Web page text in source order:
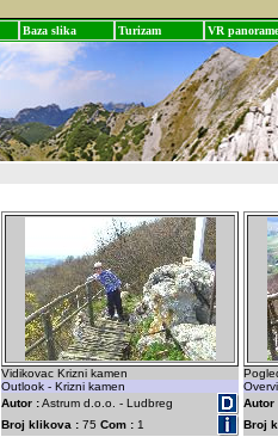
Baza slika Turizam VR panorame
Vidikovac Krizni kamen
Outlook - Krizni kamen
Autor :Astrum d.o.o. - Ludbreg
Broj klikova : 75 Com : 1
Autor
Broj